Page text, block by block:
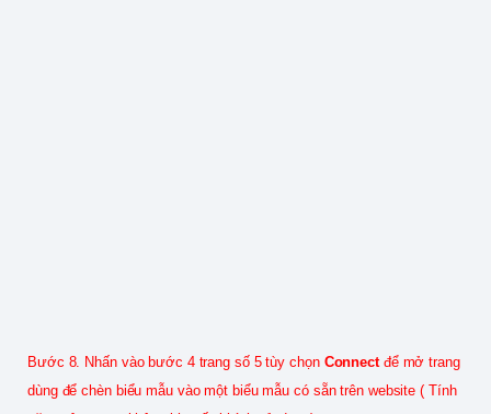
Bước 8. Nhấn vào bước 4 trang số 5 tùy chọn Connect để mở trang
dùng để chèn biểu mẫu vào một biểu mẫu có sẵn trên website ( Tính